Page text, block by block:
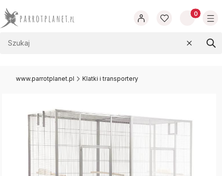
Produkty
Wyczyść
www.parrotplanet.pl Klatki i transportery